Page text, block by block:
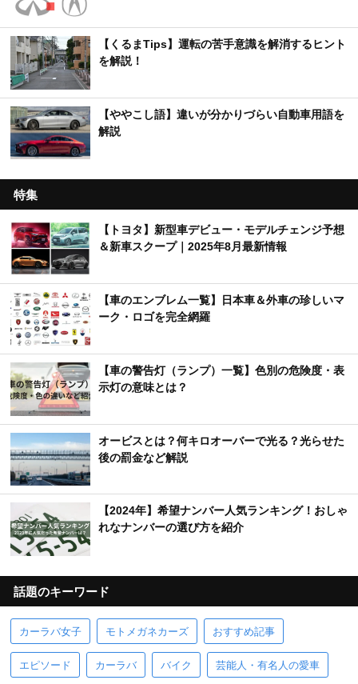
【くるまTips】運転の苦手意識を解消するヒント
を解説！
【ややこし語】違いが分かりづらい自動車用語を
解説
特集
【トヨタ】新型車デビュー・モデルチェンジ予想
＆新車スクープ｜2025年8月最新情報
【車のエンブレム一覧】日本車＆外車の珍しいマ
ーク・ロゴを完全網羅
【車の警告灯（ランプ）一覧】色別の危険度・表
示灯の意味とは？
オービスとは？何キロオーバーで光る？光らせた
後の罰金など解説
【2024年】希望ナンバー人気ランキング！おしゃ
れなナンバーの選び方を紹介
話題のキーワード
カーラバ女子 モトメガネカーズ おすすめ記事
エピソード カーラバ バイク 芸能人・有名人の愛車